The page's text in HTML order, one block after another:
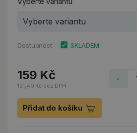
Dostupnost: SKLADEM
159 Kč
131,40 Kč bez DPH
-
Přidat do košíku